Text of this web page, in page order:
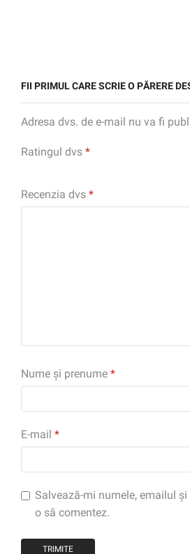
FII PRIMUL CARE SCRIE O PĂRERE
Adresa dvs. de e-mail nu va fi
Ratingul dvs *
Recenzia dvs *
Nume și prenume *
E-mail *
Salvează-mi numele, emailul
o să comentez.